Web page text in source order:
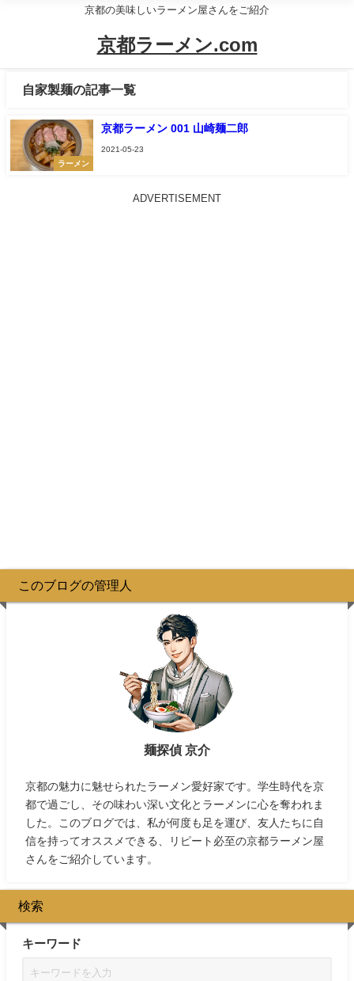
京都の美味しいラーメン屋さんをご紹介
京都ラーメン.com
自家製麺の記事一覧
ラーメン
京都ラーメン 001 山崎麺二郎
2021-05-23
ADVERTISEMENT
このブログの管理人
麺探偵 京介
京都の魅力に魅せられたラーメン愛好家です。学生時代を京
都で過ごし、その味わい深い文化とラーメンに心を奪われま
した。このブログでは、私が何度も足を運び、友人たちに自
信を持ってオススメできる、リピート必至の京都ラーメン屋
さんをご紹介しています。
検索
キーワード